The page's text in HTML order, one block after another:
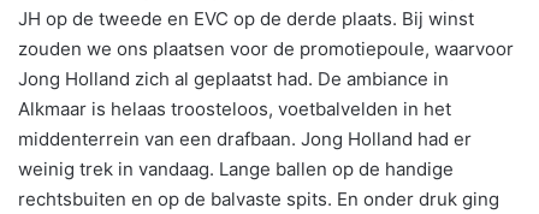
JH op de tweede en EVC op de derde plaats. Bij winst
zouden we ons plaatsen voor de promotiepoule, waarvoor
Jong Holland zich al geplaatst had. De ambiance in
Alkmaar is helaas troosteloos, voetbalvelden in het
middenterrein van een drafbaan. Jong Holland had er
weinig trek in vandaag. Lange ballen op de handige
rechtsbuiten en op de balvaste spits. En onder druk ging